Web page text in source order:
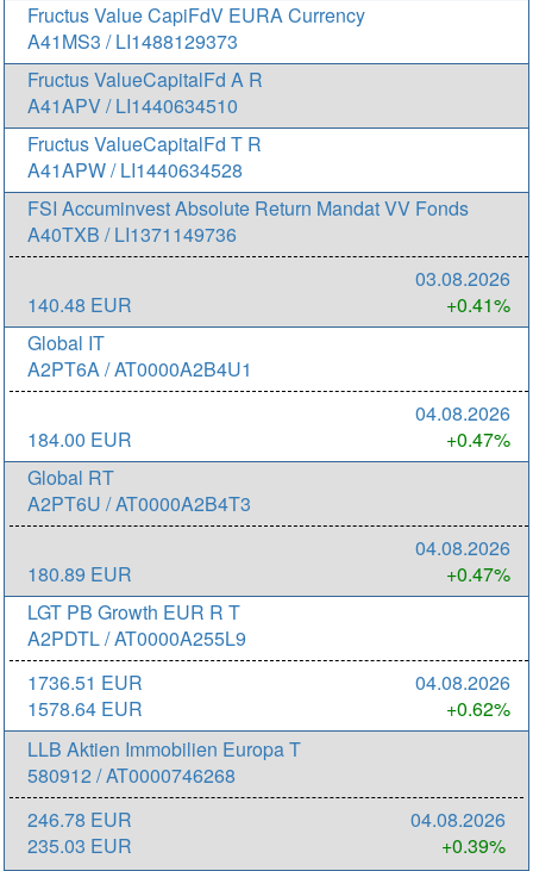
Fructus Value CapiFdV EURA Currency
A41MS3 / LI1488129373
Fructus ValueCapitalFd A R
A41APV / LI1440634510
Fructus ValueCapitalFd T R
A41APW / LI1440634528
FSI Accuminvest Absolute Return Mandat VV Fonds
A40TXB / LI1371149736
140.48 EUR
03.08.2026
+0.41%
Global IT
A2PT6A / AT0000A2B4U1
184.00 EUR
04.08.2026
+0.47%
Global RT
A2PT6U / AT0000A2B4T3
180.89 EUR
04.08.2026
+0.47%
LGT PB Growth EUR R T
A2PDTL / AT0000A255L9
1736.51 EUR
1578.64 EUR
04.08.2026
+0.62%
LLB Aktien Immobilien Europa T
580912 / AT0000746268
246.78 EUR
235.03 EUR
04.08.2026
+0.39%